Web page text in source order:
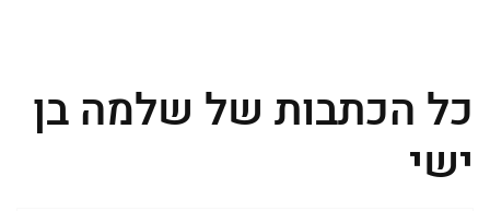
כל הכתבות של שלמה בן
ישי